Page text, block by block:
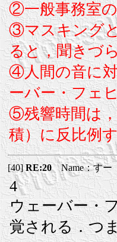
②一般事務室の
③マスキング
ると，聞きづ
④人間の音に
ーバー・フェ
⑤残響時間は
積）に反比例
[40]RE:20Name：すー
4
ウェーバー・
覚される．つ